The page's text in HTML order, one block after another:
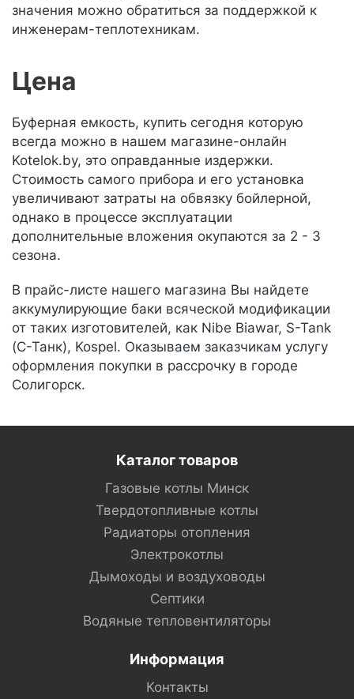
значения можно обратиться за поддержкой к
инженерам-теплотехникам.
Цена
Буферная емкость, купить сегодня которую
всегда можно в нашем магазине-онлайн
Kotelok.by, это оправданные издержки.
Стоимость самого прибора и его установка
увеличивают затраты на обвязку бойлерной,
однако в процессе эксплуатации
дополнительные вложения окупаются за 2 - 3
сезона.
В прайс-листе нашего магазина Вы найдете
аккумулирующие баки всяческой модификации
от таких изготовителей, как Nibe Biawar, S-Tank
(С-Танк), Kospel. Оказываем заказчикам услугу
оформления покупки в рассрочку в городе
Солигорск.
Каталог товаров
Газовые котлы Минск
Твердотопливные котлы
Радиаторы отопления
Электрокотлы
Дымоходы и воздуховоды
Септики
Водяные тепловентиляторы
Информация
Контакты